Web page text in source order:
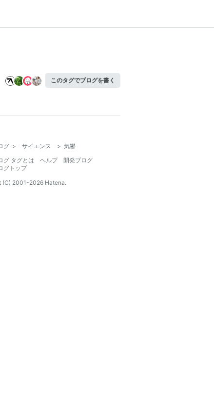
このタグでブログを書く
グ > サイエンス > 気鬱
グ タグとは
ヘルプ
開発ブログ
グトップ
(C) 2001-2026 Hatena.